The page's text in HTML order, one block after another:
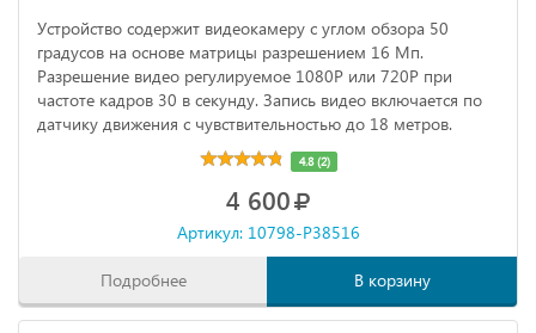
Устройство содержит видеокамеру с углом обзора 50
градусов на основе матрицы разрешением 16 Мп.
Разрешение видео регулируемое 1080Р или 720Р при
частоте кадров 30 в секунду. Запись видео включается по
датчику движения с чувствительностью до 18 метров.
4.8 (2)
4 600
Артикул: 10798-P38516
Подробнее В корзину